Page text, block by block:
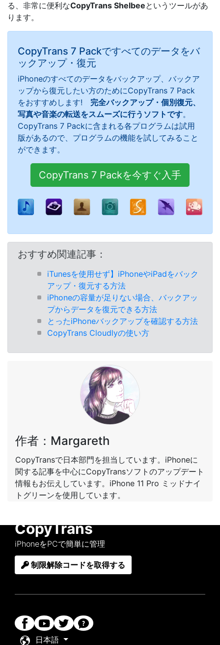
る、非常に便利なCopyTrans Shelbeeというツールがあ
ります。
CopyTrans 7 Packですべてのデータをバ
ックアップ・復元
iPhoneのすべてのデータをバックアップ、バックア
ップから復元したい方のためにCopyTrans 7 Pack
をおすすめします! 完全バックアップ・個別復元、
写真や音楽の転送をスムーズに行うソフトです。
CopyTrans 7 Packに含まれる各プログラムは試用
版があるので、プログラムの機能を試してみること
ができます。
CopyTrans 7 Packを今すぐ入手
おすすめ関連記事：
iTunesを使用せず】iPhoneやiPadをバック
アップ・復元する方法
iPhoneの容量が足りない場合、バックアッ
プからデータを復元できる方法
とったiPhoneバックアップを確認する方法
CopyTrans Cloudlyの使い方
作者：Margareth
CopyTransで日本部門を担当しています。iPhoneに
関する記事を中心にCopyTransソフトのアップデート
情報もお伝えしています。iPhone 11 Pro ミッドナイ
トグリーンを使用しています。
CopyTrans
iPhoneをPCで簡単に管理
制限解除コードを取得する
日本語